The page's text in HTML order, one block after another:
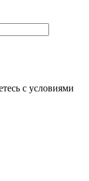
с условиями